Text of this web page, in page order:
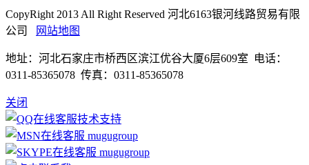
CopyRight 2013 All Right Reserved 河北6163银河线路贸易有限
公司
网站地图
地址：河北石家庄市桥西区滨江优谷大厦6层609室 电话：
0311-85365078 传真：0311-85365078
关闭
技术支持
mugugroup
mugugroup